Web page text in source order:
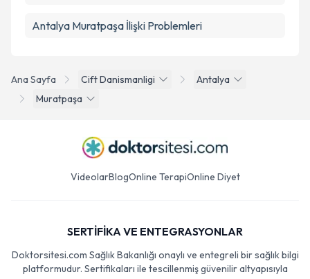
Ana Sayfa Cift Danismanligi
Antalya
Muratpaşa
Antalya Muratpaşa İlişki Problemleri
VideolarBlogOnline TerapiOnline Diyet
SERTİFİKA VE ENTEGRASYONLAR
Doktorsitesi.com Sağlık Bakanlığı onaylı ve entegreli bir sağlık bilgi
platformudur. Sertifikaları ile tescillenmiş güvenilir altyapısıyla